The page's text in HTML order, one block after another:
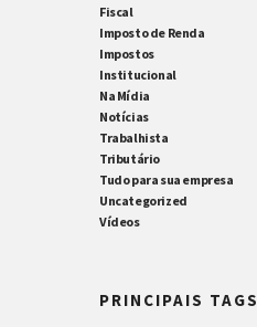
Fiscal
Imposto de Renda
Impostos
Institucional
Na Mídia
Notícias
Trabalhista
Tributário
Tudo para sua empresa
Uncategorized
Vídeos
PRINCIPAIS TAGS